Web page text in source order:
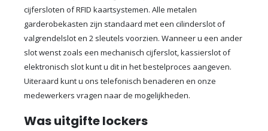
cijfersloten of RFID kaartsystemen. Alle metalen
garderobekasten zijn standaard met een cilinderslot of
valgrendelslot en 2 sleutels voorzien. Wanneer u een ander
slot wenst zoals een mechanisch cijferslot, kassierslot of
elektronisch slot kunt u dit in het bestelproces aangeven.
Uiteraard kunt u ons telefonisch benaderen en onze
medewerkers vragen naar de mogelijkheden.
Was uitgifte lockers